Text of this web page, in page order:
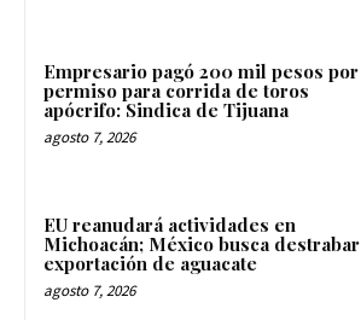
Empresario pagó 200 mil pesos por
permiso para corrida de toros
apócrifo: Sindica de Tijuana
agosto 7, 2026
EU reanudará actividades en
Michoacán; México busca destrabar
exportación de aguacate
agosto 7, 2026